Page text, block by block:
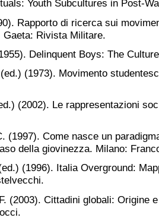
Youth Subcultures in Post-
Rapporto di ricerca sui
Gaeta: Rivista Militare.
Delinquent Boys: The
(1973). Movimento
(2002). Le rappresentazioni
(1997). Come nasce un
della giovinezza. Milano:
(1996). Italia Overground:
(2003). Cittadini globali: Origine